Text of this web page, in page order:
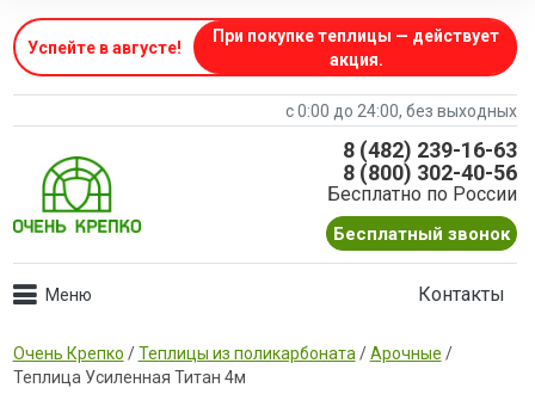
Успейте в августе!
При покупке теплицы — действует
акция.
с 0:00 до 24:00, без выходных
8 (482) 239-16-63
8 (800) 302-40-56
Бесплатно по России
Бесплатный звонок
Контакты
Очень Крепко /Теплицы из поликарбоната /Арочные /
Теплица Усиленная Титан 4м